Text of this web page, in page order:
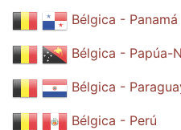
Bélgica - Panamá
Bélgica - Papúa-
Bélgica -
Bélgica - Perú